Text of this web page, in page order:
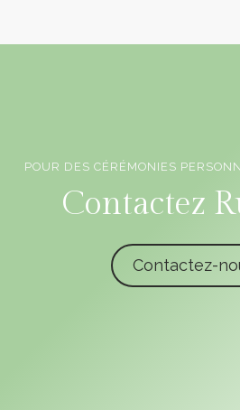
POUR DES CÉRÉMONIES
Contactez
Contactez-